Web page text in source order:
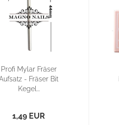
Profi Mylar Fräser
- Fräser Bit
Kegel...
1,49 EUR